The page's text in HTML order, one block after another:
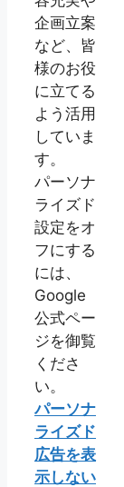
企画立案
など、皆
様のお役
に立てる
よう活用
していま
す。
パーソナ
ライズド
設定をオ
フにする
には、
Google
公式ペー
ジを御覧
くださ
い。
パーソナ
ライズド
広告を表
示しない